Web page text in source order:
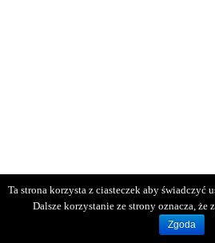
Ta strona korzysta z ciasteczek aby świadczyć
Dalsze korzystanie ze strony oznacza, że
Zgoda